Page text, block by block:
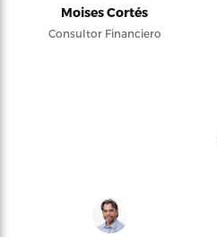
Moises Cortés
Consultor Financiero